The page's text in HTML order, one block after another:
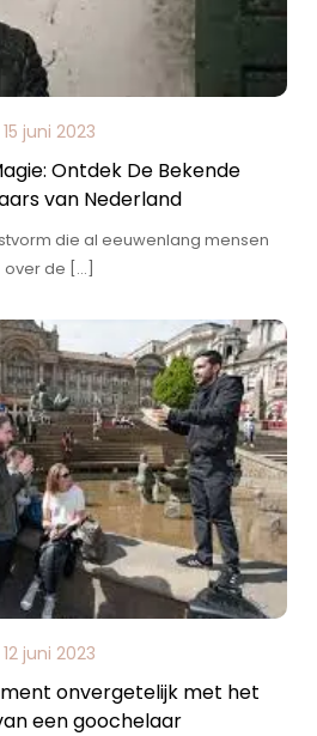
15 juni 2023
Ontdek De Bekende
van Nederland
die al eeuwenlang mensen
over de […]
12 juni 2023
onvergetelijk met het
een goochelaar